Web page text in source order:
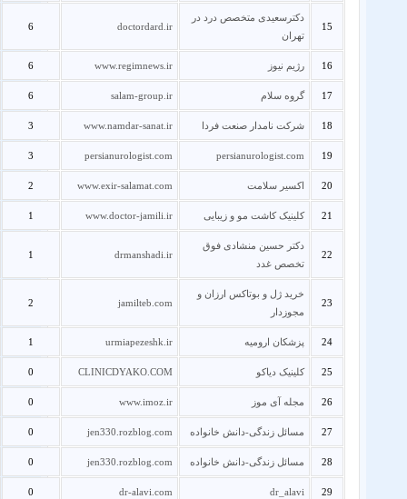
15
دکترسعیدی متخصص درد در
تهران
doctordard.ir
6
16 رژیم نیوز www.regimnews.ir
6
17 گروه سلام salam-group.ir
6
18 شرکت نامدار صنعت فردا www.namdar-sanat.ir
3
19
persianurologist.com
persianurologist.com
3
20 اکسیر سلامت www.exir-salamat.com
2
21 کلینیک کاشت مو و زیبایی www.doctor-jamili.ir
1
22
دکتر حسین منشادی فوق
تخصص غدد
drmanshadi.ir
1
23
خرید ژل و بوتاکس ارزان و
مجوزدار
jamilteb.com
2
24 پزشکان ارومیه urmiapezeshk.ir
1
25 کلینیک دیاکو CLINICDYAKO.COM
0
26 مجله آی موز www.imoz.ir
0
27 مسائل زندگی-دانش خانواده jen330.rozblog.com
0
28 مسائل زندگی-دانش خانواده jen330.rozblog.com
0
29
dr_alavi
dr-alavi.com
0